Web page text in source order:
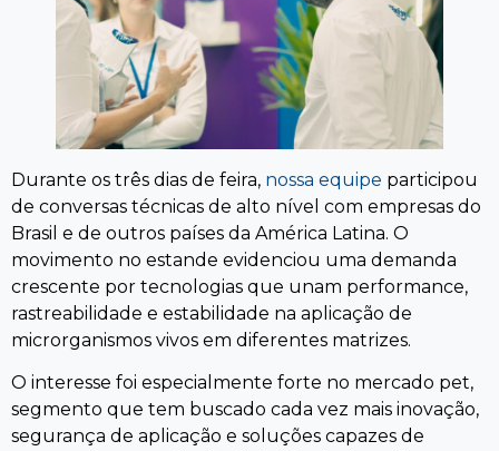
Durante os três dias de feira, nossa equipe participou
de conversas técnicas de alto nível com empresas do
Brasil e de outros países da América Latina. O
movimento no estande evidenciou uma demanda
crescente por tecnologias que unam performance,
rastreabilidade e estabilidade na aplicação de
microrganismos vivos em diferentes matrizes.
O interesse foi especialmente forte no mercado pet,
segmento que tem buscado cada vez mais inovação,
segurança de aplicação e soluções capazes de